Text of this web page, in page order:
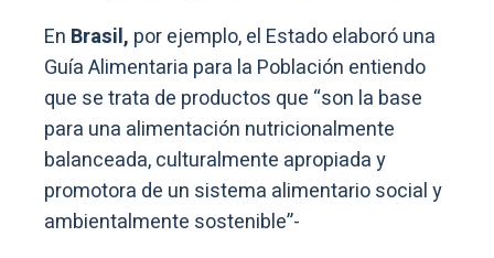
En Brasil, por ejemplo, el Estado elaboró una
Guía Alimentaria para la Población entiendo
que se trata de productos que “son la base
para una alimentación nutricionalmente
balanceada, culturalmente apropiada y
promotora de un sistema alimentario social y
ambientalmente sostenible”-